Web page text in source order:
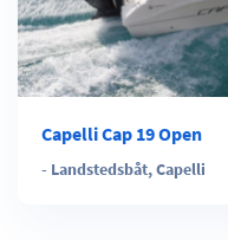
Capelli Cap 19 Open
- Landstedsbåt,Capelli